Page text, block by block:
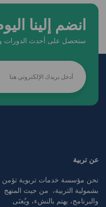
انضم إلينا
ستحصل على أحدث الدورات
عن تربية
نحن مؤسسة خدمات تربوية تؤمن
بشمولية التربية، من حيث المنهج
والبرنامج، يهتم بالنشء، ويُعنَى